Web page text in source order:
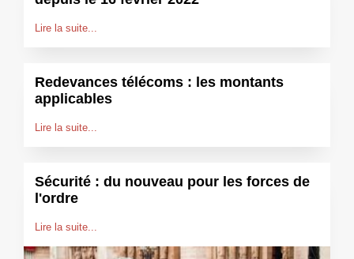
Lire la suite...
Redevances télécoms : les montants
applicables
Lire la suite...
Sécurité : du nouveau pour les forces de
l'ordre
Lire la suite...